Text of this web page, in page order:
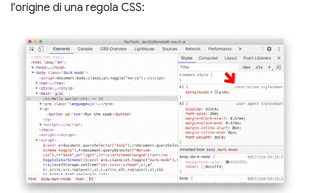
l'origine di una regola CSS: